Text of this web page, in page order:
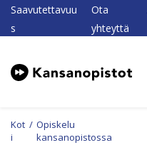
Saavutettavuu
s
Ota
yhteyttä
Kot
i
/ Opiskelu
kansanopistossa